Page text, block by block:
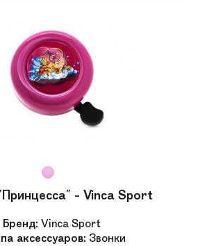
- Vinca Sport
Бренд: Vinca Sport
аксессуаров: Звонки